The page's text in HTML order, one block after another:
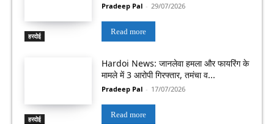
हरदोई
Pradeep Pal - 29/07/2026
Read more
हरदोई
Hardoi News: जानलेवा हमला और फायरिंग के
मामले में 3 आरोपी गिरफ्तार, तमंचा व...
Pradeep Pal - 17/07/2026
Read more